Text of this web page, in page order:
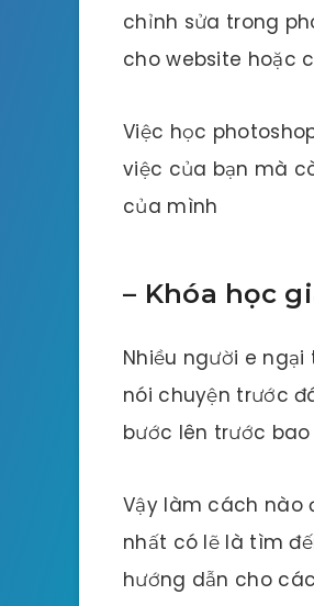
chỉnh sửa trong
cho website hoặc
Việc học
việc của bạn mà
của mình
– Khóa học
Nhiều người e
nói chuyện trước
bước lên trước
Vậy làm cách nào
nhất có lẽ là tìm
hướng dẫn cho